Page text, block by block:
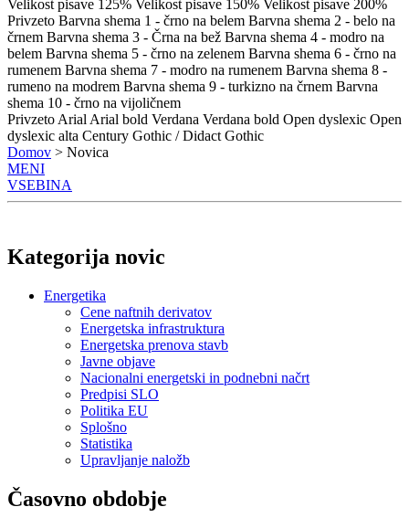
Velikost pisave 125% Velikost pisave 150% Velikost pisave 200%
Privzeto Barvna shema 1 - črno na belem Barvna shema 2 - belo na
črnem Barvna shema 3 - Črna na bež Barvna shema 4 - modro na
belem Barvna shema 5 - črno na zelenem Barvna shema 6 - črno na
rumenem Barvna shema 7 - modro na rumenem Barvna shema 8 -
rumeno na modrem Barvna shema 9 - turkizno na črnem Barvna
shema 10 - črno na vijoličnem
Privzeto Arial Arial bold Verdana Verdana bold Open dyslexic Open
dyslexic alta Century Gothic / Didact Gothic
Domov > Novica
MENI
VSEBINA
Kategorija novic
Energetika
Cene naftnih derivatov
Energetska infrastruktura
Energetska prenova stavb
Javne objave
Nacionalni energetski in podnebni načrt
Predpisi SLO
Politika EU
Splošno
Statistika
Upravljanje naložb
Časovno obdobje